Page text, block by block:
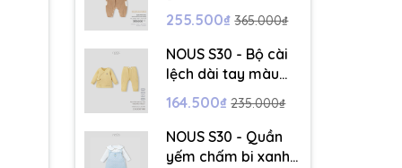
dài tay màu trắng -
6-9M - SS26.T5C
255.500₫ 365.000₫
NOUS S30 - Bộ cài
lệch dài tay màu
vàng thêu trang trí
- 12-18M - SS26.T5C
164.500₫ 235.000₫
NOUS S30 - Quần
yếm chấm bi xanh